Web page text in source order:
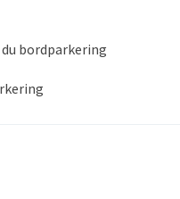
bordparkering